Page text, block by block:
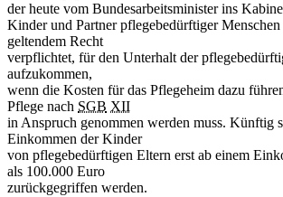
der heute vom Bundesarbeitsminister ins
Kinder und Partner pflegebedürftiger Menschen
geltendem Recht
verpflichtet, für den Unterhalt der
aufzukommen,
wenn die Kosten für das Pflegeheim dazu
Pflege nach SGB XII
in Anspruch genommen werden muss. Künftig
Einkommen der Kinder
von pflegebedürftigen Eltern erst ab einem
als 100.000 Euro
zurückgegriffen werden.